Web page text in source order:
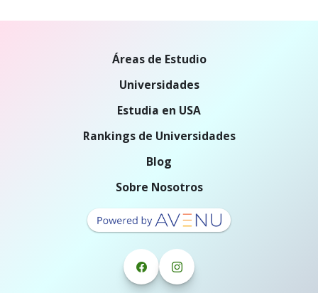
Áreas de Estudio
Universidades
Estudia en USA
Rankings de Universidades
Blog
Sobre Nosotros